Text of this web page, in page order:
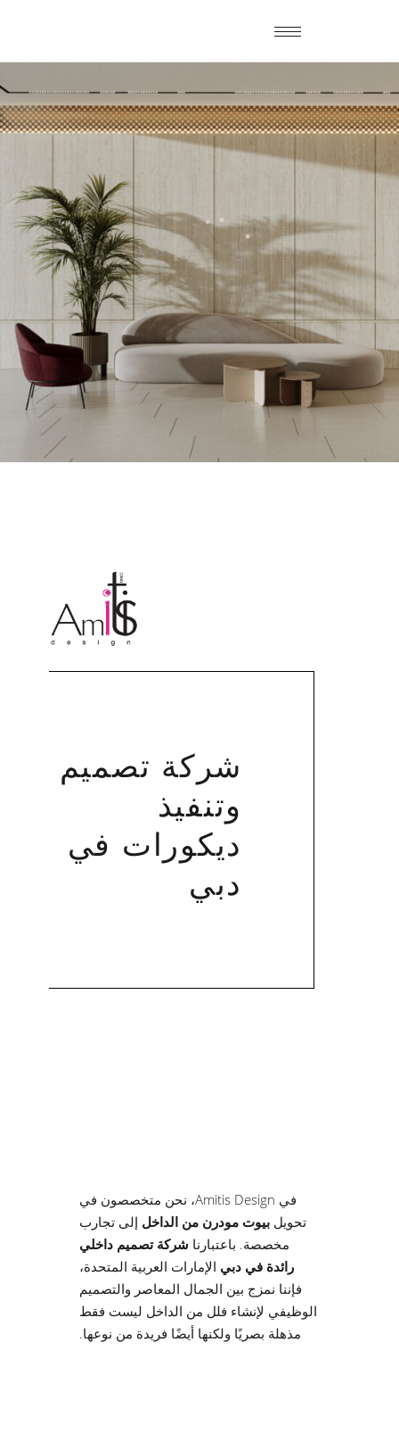
شركة تصميم
وتنفيذ
ديكورات في
دبي
في Amitis Design، نحن متخصصون في
تحويل بيوت مودرن من الداخل إلى تجارب
مخصصة. باعتبارنا شركة تصميم داخلي
رائدة في دبي الإمارات العربية المتحدة،
فإننا نمزج بين الجمال المعاصر والتصميم
الوظيفي لإنشاء فلل من الداخل ليست فقط
مذهلة بصريًا ولكنها أيضًا فريدة من نوعها.